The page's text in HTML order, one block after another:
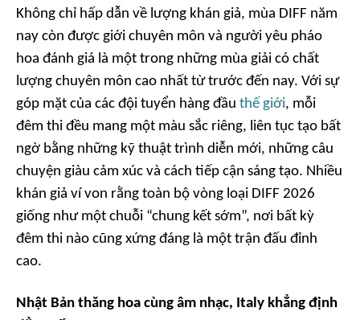
Không chỉ hấp dẫn về lượng khán giả, mùa DIFF năm
nay còn được giới chuyên môn và người yêu pháo
hoa đánh giá là một trong những mùa giải có chất
lượng chuyên môn cao nhất từ trước đến nay. Với sự
góp mặt của các đội tuyển hàng đầu thế giới, mỗi
đêm thi đều mang một màu sắc riêng, liên tục tạo bất
ngờ bằng những kỹ thuật trình diễn mới, những câu
chuyện giàu cảm xúc và cách tiếp cận sáng tạo. Nhiều
khán giả ví von rằng toàn bộ vòng loại DIFF 2026
giống như một chuỗi “chung kết sớm”, nơi bất kỳ
đêm thi nào cũng xứng đáng là một trận đấu đỉnh
cao.
Nhật Bản thăng hoa cùng âm nhạc, Italy khẳng định